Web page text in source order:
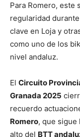
Para Romero, este
regularidad
clave en Loja y
como uno de los
nivel andaluz.
El Circuito
Granada 2025
recuerdo
Romero, que sigue
alto del BTT